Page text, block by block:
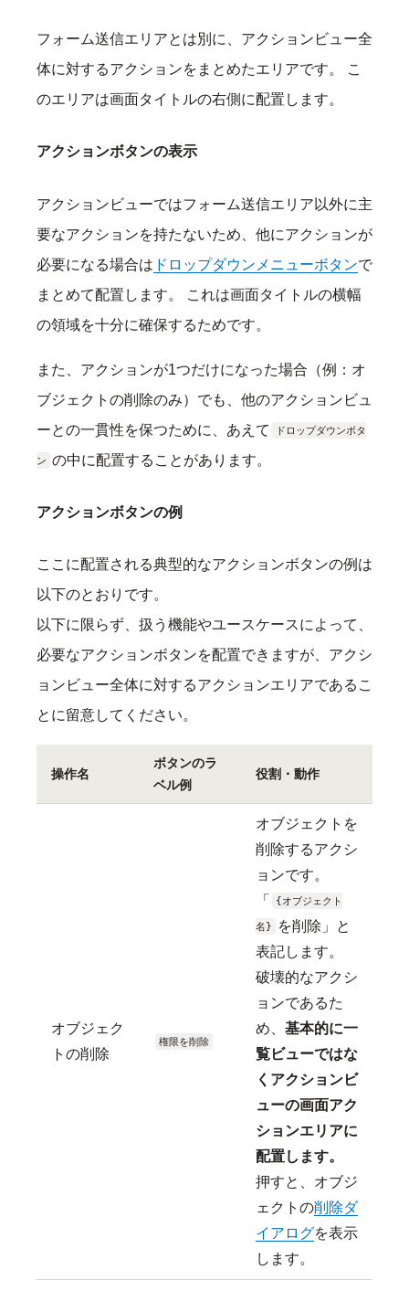
フォーム送信エリアとは別に、アクションビュー全
体に対するアクションをまとめたエリアです。 こ
のエリアは画面タイトルの右側に配置します。
アクションボタンの表示
アクションビューではフォーム送信エリア以外に主
要なアクションを持たないため、他にアクションが
必要になる場合は ドロップダウンメニューボタンで
まとめて配置します。 これは画面タイトルの横幅
の領域を十分に確保するためです。
また、アクションが1つだけになった場合（例：オ
ブジェクトの削除のみ）でも、他のアクションビュ
ーとの一貫性を保つために、あえて
ドロップダウンボタ
ン の中に配置することがあります。
アクションボタンの例
ここに配置される典型的なアクションボタンの例は
以下のとおりです。
以下に限らず、扱う機能やユースケースによって、
必要なアクションボタンを配置できますが、アクシ
ョンビュー全体に対するアクションエリアであるこ
とに留意してください。
操作名
ボタンのラ
ベル例
役割・動作
オブジェク
トの削除
権限を削除
オブジェクトを
削除するアクシ
ョンです。
「
{オブジェクト
名}
を削除」と
表記します。
破壊的なアクシ
ョンであるた
め、 基本的に一
覧ビューではな
くアクションビ
ューの画面アク
ションエリアに
配置します。
押すと、オブジ
ェクトの削除ダ
イアログを表示
します。